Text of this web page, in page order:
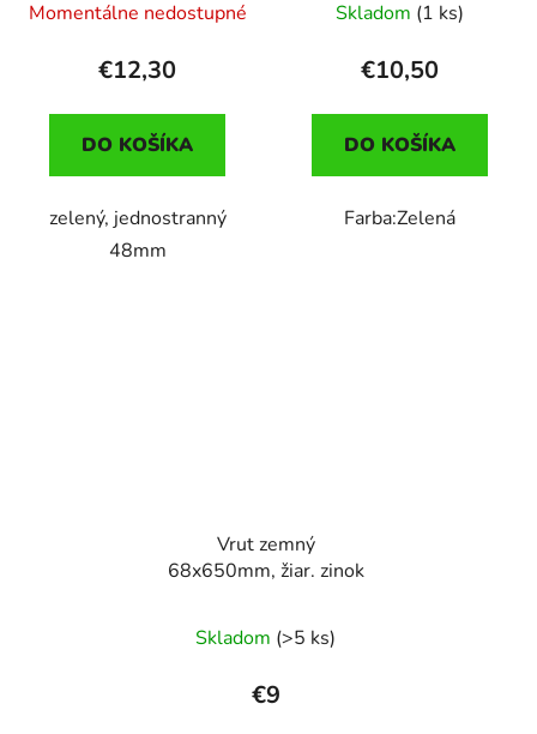
Momentálne nedostupné
€12,30
DO KOŠÍKA
zelený, jednostranný
48mm
Skladom (1 ks)
€10,50
DO KOŠÍKA
Farba:Zelená
Vrut zemný
68x650mm, žiar. zinok
Skladom (>5 ks)
€9